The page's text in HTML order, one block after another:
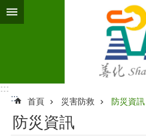
跳到主要內容區塊
:::
:::
首頁 災害防救 防災資訊
防災資訊